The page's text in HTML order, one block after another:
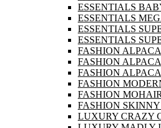
ESSENTIALS
ESSENTIALS
ESSENTIALS
ESSENTIALS
FASHION
FASHION
FASHION
FASHION
FASHION
FASHION
LUXURY CRAZY